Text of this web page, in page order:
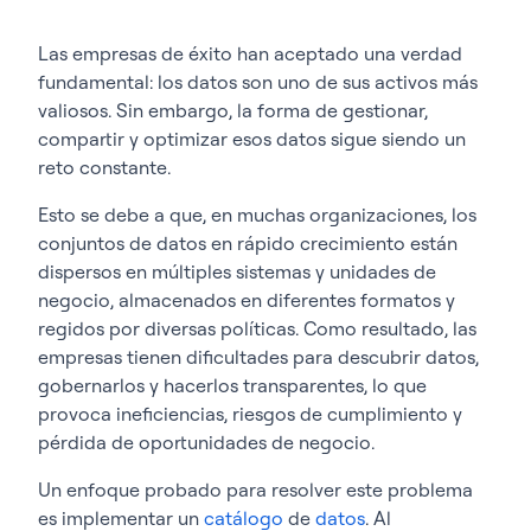
Las empresas de éxito han aceptado una verdad
fundamental: los datos son uno de sus activos más
valiosos. Sin embargo, la forma de gestionar,
compartir y optimizar esos datos sigue siendo un
reto constante.
Esto se debe a que, en muchas organizaciones, los
conjuntos de datos en rápido crecimiento están
dispersos en múltiples sistemas y unidades de
negocio, almacenados en diferentes formatos y
regidos por diversas políticas. Como resultado, las
empresas tienen dificultades para descubrir datos,
gobernarlos y hacerlos transparentes, lo que
provoca ineficiencias, riesgos de cumplimiento y
pérdida de oportunidades de negocio.
Un enfoque probado para resolver este problema
es implementar un catálogo de datos. Al